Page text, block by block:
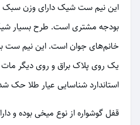
این نیم ست شیک دارای وزن سبک
بودجه مشتری است. طرح بسیار
خانم‌های جوان است. این نیم ست
یک روی پلاک براق و روی دیگر
استاندارد شناسایی عیار طلا حک
قفل گوشواره از نوع میخی بوده و